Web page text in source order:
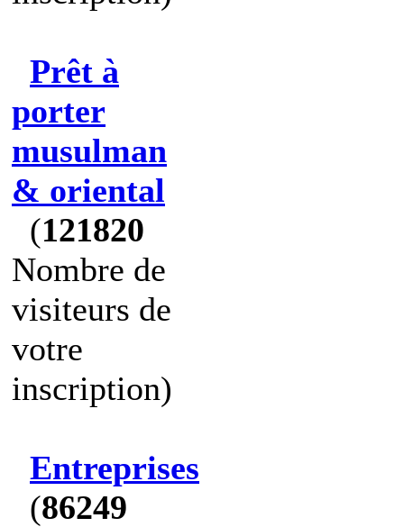
Prêt à
porter
musulman
& oriental
(121820
Nombre de
visiteurs de
votre
inscription)
Entreprises
(86249